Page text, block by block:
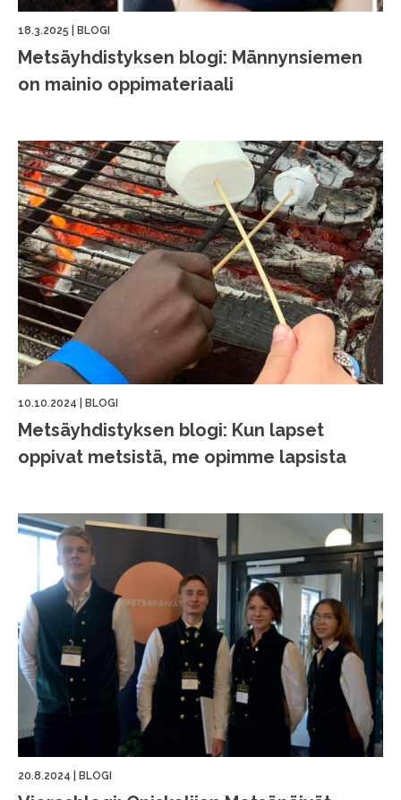
18.3.2025 BLOGI
Metsäyhdistyksen blogi: Männynsiemen
on mainio oppimateriaali
10.10.2024 BLOGI
Metsäyhdistyksen blogi: Kun lapset
oppivat metsistä, me opimme lapsista
20.8.2024 BLOGI